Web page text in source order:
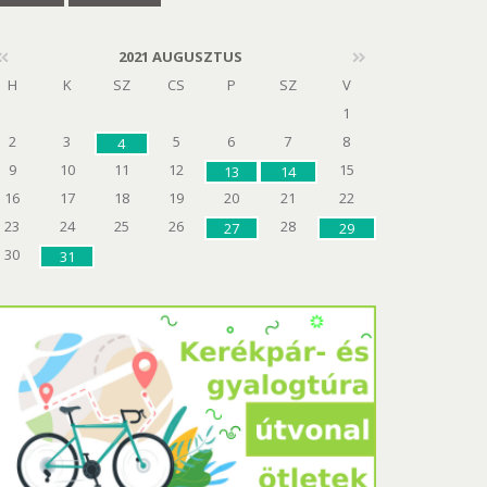
H K SZ CS P SZ
V
1
2
3 4 5 6 7
8
9
10 11 12 13 14
15
16
17 18 19 20 21
22
23
24 25 26 27 28
29
30
31
2021 AUGUSZTUS